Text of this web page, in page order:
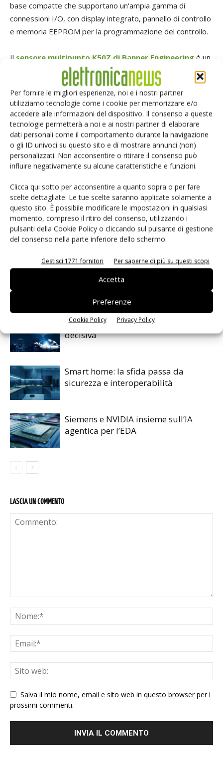
Per fornire le migliori esperienze, noi e i nostri partner
utilizziamo tecnologie come i cookie per memorizzare e/o
accedere alle informazioni del dispositivo. Il consenso a queste
tecnologie permetterà a noi e ai nostri partner di elaborare
dati personali come il comportamento durante la navigazione
o gli ID univoci su questo sito e di mostrare annunci (non)
personalizzati. Non acconsentire o ritirare il consenso può
influire negativamente su alcune caratteristiche e funzioni.
Clicca qui sotto per acconsentire a quanto sopra o per fare
scelte dettagliate. Le tue scelte saranno applicate solamente a
questo sito. È possibile modificare le impostazioni in qualsiasi
momento, compreso il ritiro del consenso, utilizzando i
pulsanti della Cookie Policy o cliccando sul pulsante di gestione
del consenso nella parte inferiore dello schermo.
Gestisci 1771 fornitori Per saperne di più su questi scopi
Accetta
Preferenze
Cookie Policy Privacy Policy
base compatte che supportano un'ampia gamma di
connessioni I/O, con display integrato, pannello di controllo
e memoria EEPROM per la programmazione del controllo.
Il sensore multipunto K50Z di Banner Engineering è un
sensore ottico autonomo che utilizza la tecnologia 3D
Latelecamera industriale con intelligenza artificiale
ICAM-540 di Advantechè una telecamera intelligente e
resistente, basata sul modulo NVIDIA Jetson Orin,
progettata per l'elaborazione e l'analisi delle immagini in
tempo reale in ambienti industriali.
TAG Automazione industriale industria 5.0 Mouser
ALTRO DALL'AUTORE
IA autonoma: la fiducia diventa
decisiva
Smart home: la sfida passa da
sicurezza e interoperabilità
Siemens e NVIDIA insieme sull’IA
agentica per l’EDA
LASCIA UN COMMENTO
Salva il mio nome, email e sito web in questo browser per i
prossimi commenti.